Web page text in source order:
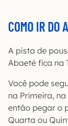
COMO IR DO
A pista de
Abaeté fica na
Você pode
na Primeira,
então pegar o
Quarta ou